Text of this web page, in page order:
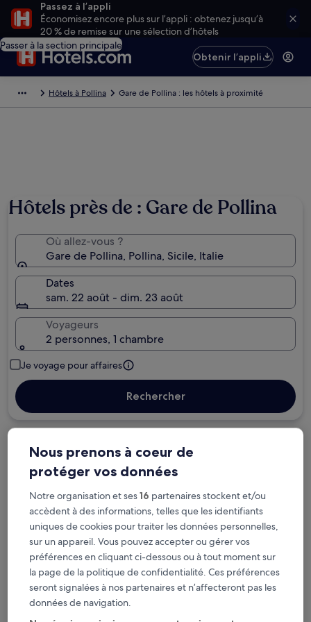
Passez à l’appli
Économisez encore plus sur l’appli : obtenez jusqu’à
20 % de remise sur une sélection d’hôtels
Passer à la section principale
Obtenir l’appli
Hôtels à Pollina Gare de Pollina : les hôtels à proximité
Hôtels près de : Gare de Pollina
Où allez-vous ?
Gare de Pollina, Pollina, Sicile, Italie
Dates
sam. 22 août - dim. 23 août
Voyageurs
2 personnes, 1 chambre
Je voyage pour affaires
Rechercher
Options d’annulation gratuite en cas de
changement de programme
Gagnez des récompenses pour chaque
nuit séjournée
Économisez plus grâce aux Prix membres
Consultez les prix pour ces dates
Nous prenons à coeur de
protéger vos données
Notre organisation et ses16 partenaires stockent et/ou
accèdent à des informations, telles que les identifiants
uniques de cookies pour traiter les données personnelles,
sur un appareil. Vous pouvez accepter ou gérer vos
préférences en cliquant ci-dessous ou à tout moment sur
la page de la politique de confidentialité. Ces préférences
seront signalées à nos partenaires et n’affecteront pas les
données de navigation.